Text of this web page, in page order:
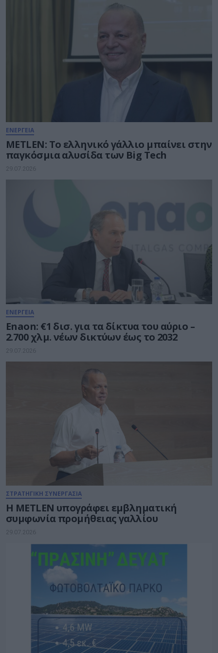
ΕΝΕΡΓΕΙΑ
METLEN: Το ελληνικό γάλλιο μπαίνει στην
παγκόσμια αλυσίδα των Big Tech
29.07.2026
ΕΝΕΡΓΕΙΑ
Enaon: €1 δισ. για τα δίκτυα του αύριο –
2.700 χλμ. νέων δικτύων έως το 2032
29.07.2026
ΣΤΡΑΤΗΓΙΚΗ ΣΥΝΕΡΓΑΣΙΑ
Η METLEN υπογράφει εμβληματική
συμφωνία προμήθειας γαλλίου
29.07.2026